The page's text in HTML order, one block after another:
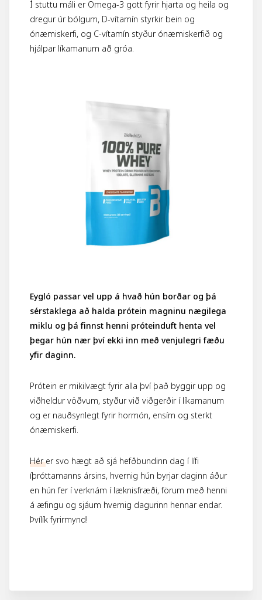
Í stuttu máli er Omega-3 gott fyrir hjarta og heila og
dregur úr bólgum, D-vítamín styrkir bein og
ónæmiskerfi, og C-vítamín styður ónæmiskerfið og
hjálpar líkamanum að gróa.
Eygló passar vel upp á hvað hún borðar og þá
sérstaklega að halda prótein magninu nægilega
miklu og þá finnst henni próteinduft henta vel
þegar hún nær því ekki inn með venjulegri fæðu
yfir daginn.
Prótein er mikilvægt fyrir alla því það byggir upp og
viðheldur vöðvum, styður við viðgerðir í líkamanum
og er nauðsynlegt fyrir hormón, ensím og sterkt
ónæmiskerfi.
Hérer svo hægt að sjá hefðbundinn dag í lífi
íþróttamanns ársins, hvernig hún byrjar daginn áður
en hún fer í verknám í læknisfræði, förum með henni
á æfingu og sjáum hvernig dagurinn hennar endar.
Þvílík fyrirmynd!